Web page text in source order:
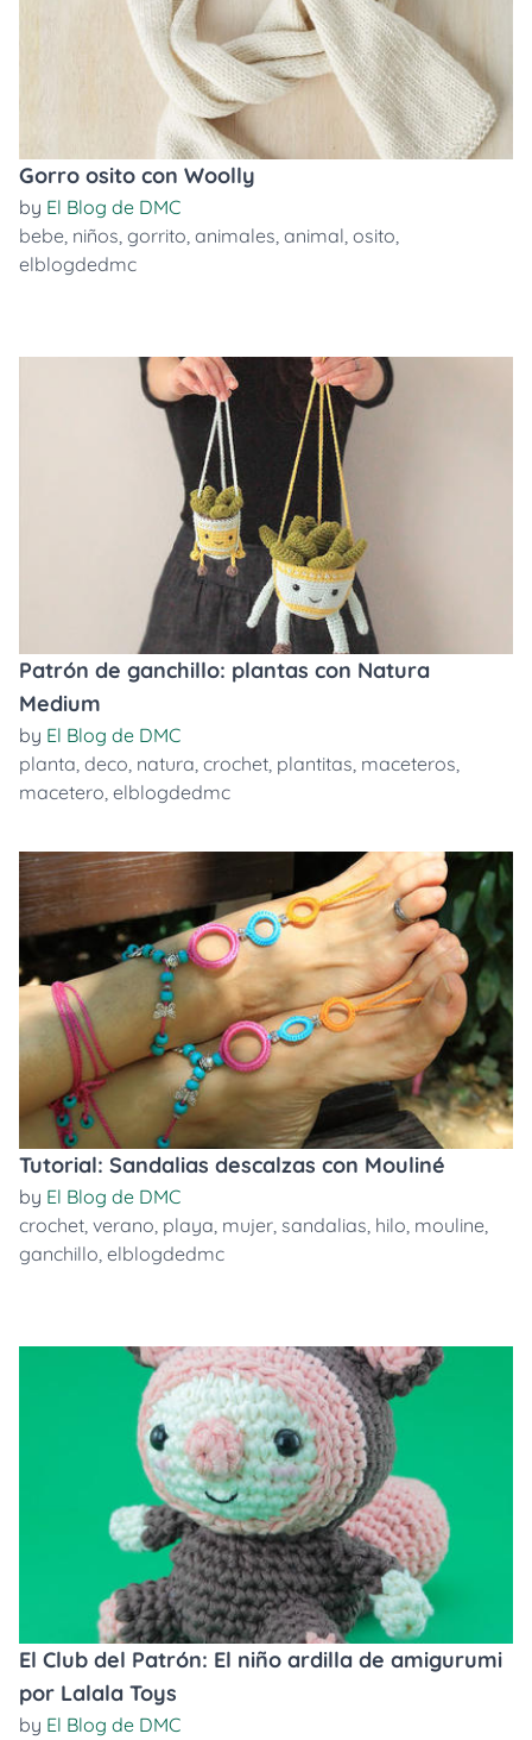
Gorro osito con Woolly
by El Blog de DMC
bebe, niños, gorrito, animales, animal, osito,
elblogdedmc
Patrón de ganchillo: plantas con Natura
Medium
by El Blog de DMC
planta, deco, natura, crochet, plantitas, maceteros,
macetero, elblogdedmc
Tutorial: Sandalias descalzas con Mouliné
by El Blog de DMC
crochet, verano, playa, mujer, sandalias, hilo, mouline,
ganchillo, elblogdedmc
El Club del Patrón: El niño ardilla de amigurumi
por Lalala Toys
by El Blog de DMC